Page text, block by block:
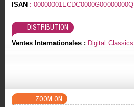
ISAN : 00000001ECDC0000G00000000Q
DISTRIBUTION
Ventes Internationales : Digital Classics
ZOOM ON